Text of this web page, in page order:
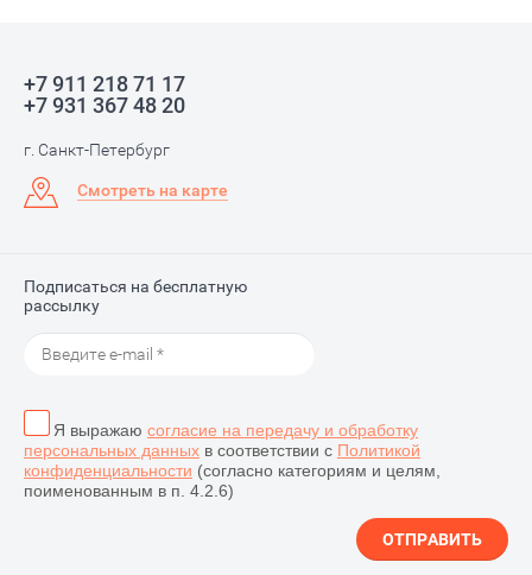
+7 911 218 71 17
+7 931 367 48 20
г. Санкт-Петербург
Смотреть на карте
Подписаться на бесплатную
рассылку
Я выражаю согласие на передачу и обработку
персональных данных в соответствии с Политикой
конфиденциальности (согласно категориям и целям,
поименованным в п. 4.2.6)
ОТПРАВИТЬ